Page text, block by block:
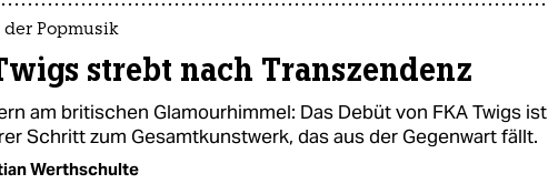
Popmusik
strebt nach Transzendenz
am britischen Glamourhimmel: Das Debüt von FKA Twigs ist
Schritt zum Gesamtkunstwerk, das aus der Gegenwart fällt.
Werthschulte